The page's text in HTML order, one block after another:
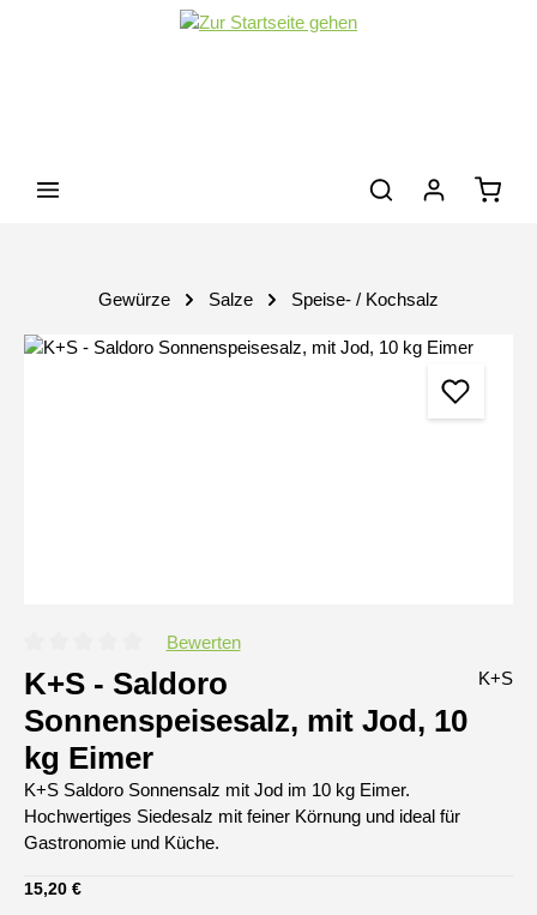
Zum Hauptinhalt springen
Gewürze Salze Speise- / Kochsalz
Bildergalerie überspringen
Bewerten
K+S - Saldoro
Sonnenspeisesalz, mit Jod, 10
kg Eimer
K+S
K+S Saldoro Sonnensalz mit Jod im 10 kg Eimer.
Hochwertiges Siedesalz mit feiner Körnung und ideal für
Gastronomie und Küche.
Regulärer Preis:
15,20 €